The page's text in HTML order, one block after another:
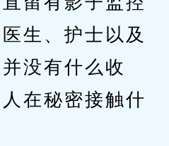
生、护士以及
没有什么收
在秘密接触什